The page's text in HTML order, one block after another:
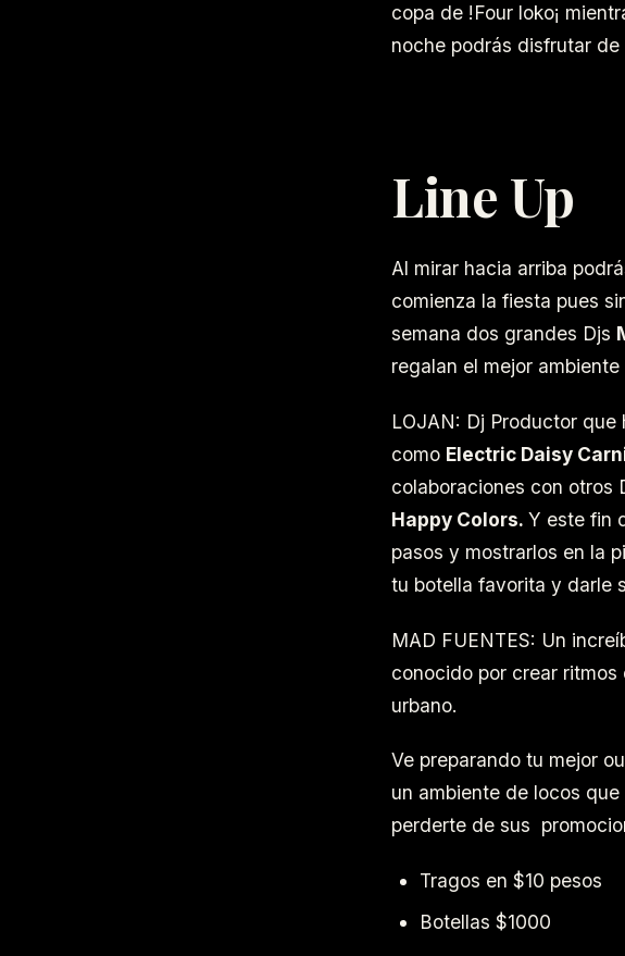
copa de !Four loko¡
noche podrás disfrutar
Line Up
Al mirar hacia arriba
comienza la fiesta pues
semana dos grandes Djs
regalan el mejor
LOJAN: Dj Productor
como Electric Daisy
colaboraciones con otros
Happy Colors. Y este fin
pasos y mostrarlos en la
tu botella favorita y darle
MAD FUENTES: Un
conocido por crear
urbano.
Ve preparando tu mejor
un ambiente de locos que
perderte de sus
Tragos en $10 pesos
Botellas $1000